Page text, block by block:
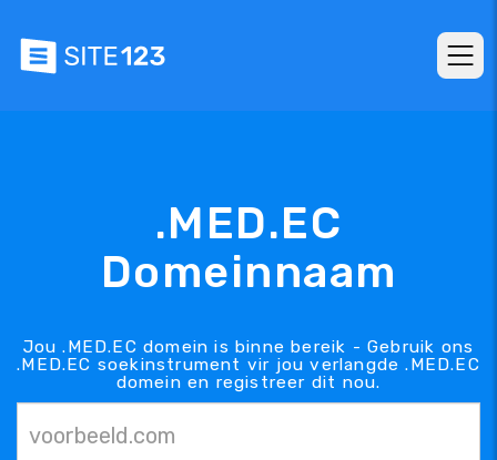
.MED.EC
Domeinnaam
Jou .MED.EC domein is binne bereik - Gebruik ons
.MED.EC soekinstrument vir jou verlangde .MED.EC
domein en registreer dit nou.